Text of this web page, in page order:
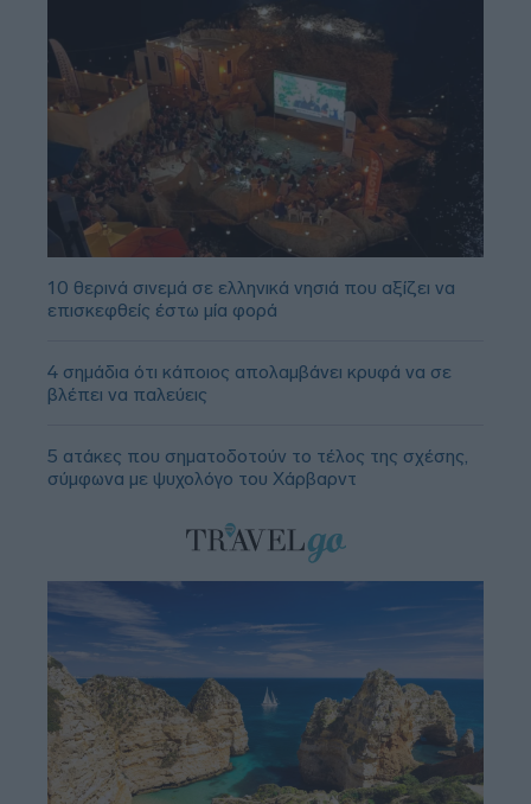
10 θερινά σινεμά σε ελληνικά νησιά που αξίζει να
επισκεφθείς έστω μία φορά
4 σημάδια ότι κάποιος απολαμβάνει κρυφά να σε
βλέπει να παλεύεις
5 ατάκες που σηματοδοτούν το τέλος της σχέσης,
σύμφωνα με ψυχολόγο του Χάρβαρντ